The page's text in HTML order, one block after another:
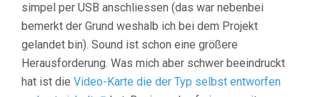
simpel per USB anschliessen (das war nebenbei
bemerkt der Grund weshalb ich bei dem Projekt
gelandet bin). Sound ist schon eine größere
Herausforderung. Was mich aber schwer beeindruckt
hat ist die Video-Karte die der Typ selbst entworfen